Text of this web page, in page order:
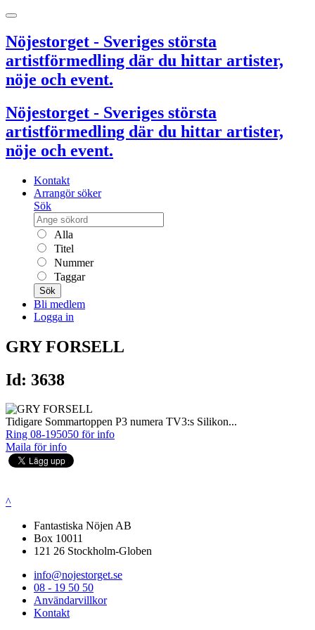
Nöjestorget - Sveriges största
artistförmedling där du hittar artister,
nöje och event.
Nöjestorget - Sveriges största
artistförmedling där du hittar artister,
nöje och event.
Kontakt
Arrangör söker
Sök
Alla
Titel
Nummer
Taggar
Sök
Bli medlem
Logga in
GRY FORSELL
Id: 3638
Tidigare Sommartoppen P3 numera TV3:s Silikon...
Ring 08-195050 för info
Maila för info
^
Fantastiska Nöjen AB
Box 10011
121 26 Stockholm-Globen
info@nojestorget.se
08 - 19 50 50
Användarvillkor
Kontakt